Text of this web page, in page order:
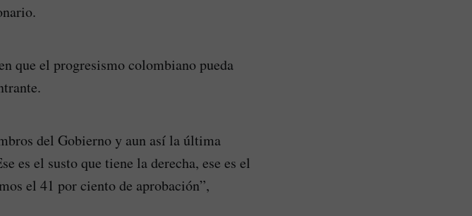
que el progresismo colombiano pueda
del Gobierno y aun así la última
es el susto que tiene la derecha, ese es el
el 41 por ciento de aprobación”,